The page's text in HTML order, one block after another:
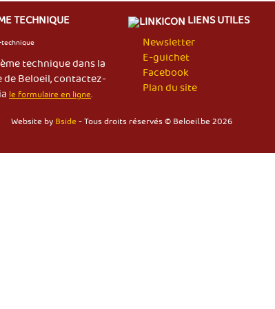
TECHNIQUE
technique dans la
de Beloeil, contactez-
le formulaire en ligne.
LIENS UTILES
Newsletter
E-guichet
Facebook
Plan du site
Website by Bside- Tous droits réservés © Beloeil.be 2026